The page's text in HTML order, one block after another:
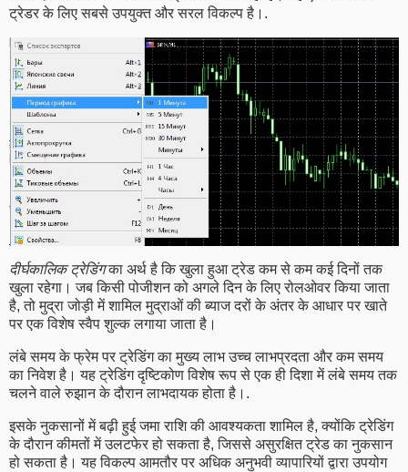
ट्रेडर के लिए सबसे उपयुक्त और सरल विकल्प है।.
दीर्घकालिक ट्रेडिंगका अर्थ है कि खुला हुआ ट्रेड कम से कम कई दिनों तक
खुला रहेगा। जब किसी पोजीशन को अगले दिन के लिए रोलओवर किया जाता
है, तो मुद्रा जोड़ी में शामिल मुद्राओं की ब्याज दरों के अंतर के आधार पर खाते
पर एक विशेष स्वैप शुल्क लगाया जाता है।
लंबे समय के फ्रेम पर ट्रेडिंग का मुख्य लाभ उच्च लाभप्रदता और कम समय
का निवेश है। यह ट्रेडिंग दृष्टिकोण विशेष रूप से एक ही दिशा में लंबे समय तक
चलने वाले रुझान के दौरान लाभदायक होता है।.
इसके नुकसानों में बढ़ी हुई जमा राशि की आवश्यकता शामिल है, क्योंकि ट्रेडिंग
के दौरान कीमतों में उलटफेर हो सकता है, जिससे असुरक्षित ट्रेड का नुकसान
हो सकता है। यह विकल्प आमतौर पर अधिक अनुभवी व्यापारियों द्वारा उपयोग